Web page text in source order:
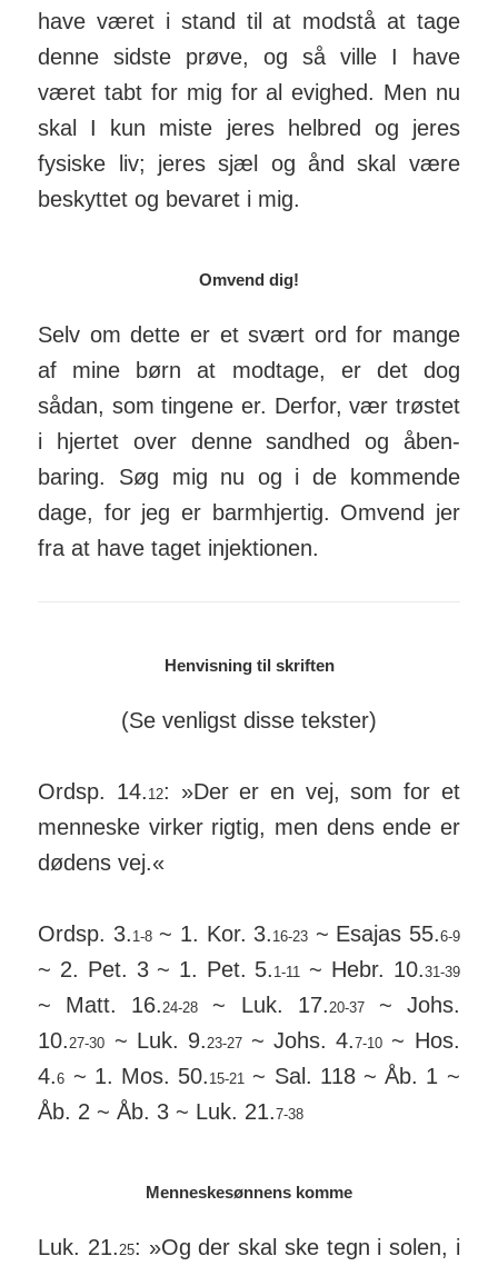
have været i stand til at modstå at tage
denne sidste prøve, og så ville I have
været tabt for mig for al evighed. Men nu
skal I kun miste jeres helbred og jeres
fysiske liv; jeres sjæl og ånd skal være
beskyttet og bevaret i mig.
Omvend dig!
Selv om dette er et svært ord for mange
af mine børn at mod­tage, er det dog
sådan, som tingene er. Derfor, vær trøstet
i hjertet over denne sandhed og åben­
baring. Søg mig nu og i de kom­mende
dage, for jeg er barmhjertig. Omvend jer
fra at have taget injek­tionen.
Henvisning til skriften
(Se venligst disse tekster)
Ordsp. 14. 12: »Der er en vej, som for et
men­neske virker rigtig, men dens ende er
dødens vej.«
Ordsp. 3. 1-8~ 1. Kor. 3. 16-23 ~ Esajas 55.6-9
~ 2. Pet. 3 ~ 1. Pet. 5. 1-11 ~ Hebr. 10.31-39
~ Matt. 16.24-28 ~ Luk. 17.20-37~ Johs.
10.27-30 ~ Luk. 9.23-27~ Johs. 4.7-10 ~ Hos.
4.6 ~ 1. Mos. 50. 15-21 ~ Sal. 118 ~ Åb. 1 ~
Åb. 2 ~ Åb. 3 ~ Luk. 21.7-38
Menneskesønnens komme
Luk. 21.25: »Og der skal ske tegn i solen, i